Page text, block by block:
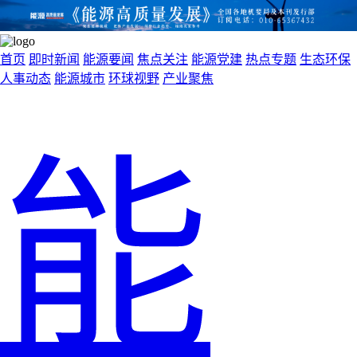
首页 即时新闻 能源要闻 焦点关注 能源党建 热点专题 生态环保
人事动态 能源城市 环球视野 产业聚焦
能